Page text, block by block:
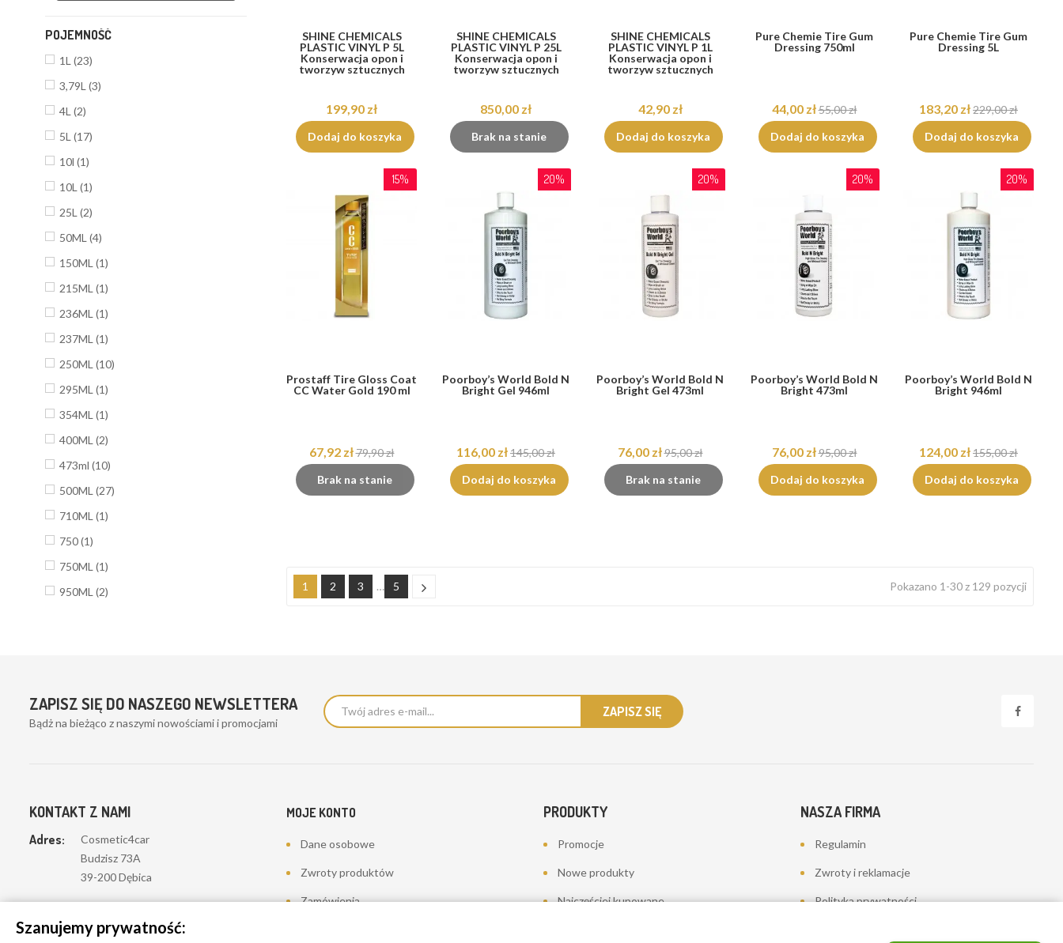
POJEMNOŚĆ
1L (23)
3,79L (3)
4L (2)
5L (17)
10l (1)
10L (1)
25L (2)
50ML (4)
150ML (1)
215ML (1)
236ML (1)
237ML (1)
250ML (10)
295ML (1)
354ML (1)
400ML (2)
473ml (10)
500ML (27)
710ML (1)
750(1)
750ML (1)
950ML (2)
SHINE CHEMICALS
PLASTIC VINYL P 5L
Konserwacja opon i
tworzyw sztucznych
199,90 zł
Dodaj do koszyka
SHINE CHEMICALS
PLASTIC VINYL P 25L
Konserwacja opon i
tworzyw sztucznych
850,00 zł
Brak na stanie
SHINE CHEMICALS
PLASTIC VINYL P 1L
Konserwacja opon i
tworzyw sztucznych
42,90 zł
Dodaj do koszyka
Pure Chemie Tire Gum
Dressing 750ml
44,00 zł55,00 zł
Dodaj do koszyka
Pure Chemie Tire Gum
Dressing 5L
183,20 zł229,00 zł
Dodaj do koszyka
15%
Prostaff Tire Gloss Coat
CC Water Gold 190 ml
67,92 zł79,90 zł
Brak na stanie
20%
Poorboy’s World Bold N
Bright Gel 946ml
116,00 zł145,00 zł
Dodaj do koszyka
20%
Poorboy’s World Bold N
Bright Gel 473ml
76,00 zł95,00 zł
Brak na stanie
20%
Poorboy’s World Bold N
Bright 473ml
76,00 zł95,00 zł
Dodaj do koszyka
20%
Poorboy’s World Bold N
Bright 946ml
124,00 zł155,00 zł
Dodaj do koszyka
1 2 3 … 5 Pokazano 1-30 z 129 pozycji
ZAPISZ SIĘ DO NASZEGO NEWSLETTERA
Bądż na bieżąco z naszymi nowościami i promocjami
KONTAKT Z NAMI
Adres:
Cosmetic4car
Budzisz 73A
39-200 Dębica
MOJE KONTO
Dane osobowe
Zwroty produktów
Zamówienia
PRODUKTY
Promocje
Nowe produkty
Najczęściej kupowane
NASZA FIRMA
Regulamin
Zwroty i reklamacje
Polityka prywatności
Szanujemy prywatność: